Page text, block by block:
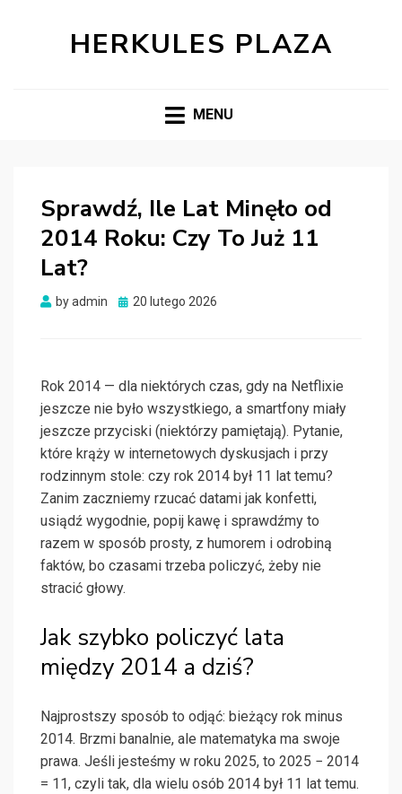
HERKULES PLAZA
MENU
Sprawdź, Ile Lat Minęło od
2014 Roku: Czy To Już 11
Lat?
byadmin
Posted
20 lutego 2026
Rok 2014 — dla niektórych czas, gdy na Netflixie
jeszcze nie było wszystkiego, a smartfony miały
jeszcze przyciski (niektórzy pamiętają). Pytanie,
które krąży w internetowych dyskusjach i przy
rodzinnym stole: czy rok 2014 był 11 lat temu?
Zanim zaczniemy rzucać datami jak konfetti,
usiądź wygodnie, popij kawę i sprawdźmy to
razem w sposób prosty, z humorem i odrobiną
faktów, bo czasami trzeba policzyć, żeby nie
stracić głowy.
Jak szybko policzyć lata
między 2014 a dziś?
Najprostszy sposób to odjąć: bieżący rok minus
2014. Brzmi banalnie, ale matematyka ma swoje
prawa. Jeśli jesteśmy w roku 2025, to 2025 − 2014
= 11, czyli tak, dla wielu osób 2014 był 11 lat temu.